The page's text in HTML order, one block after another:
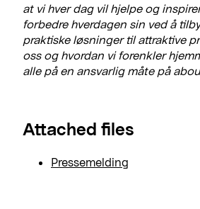
at vi hver dag vil hjelpe og
forbedre hverdagen sin ved å
praktiske løsninger til attraktive
oss og hvordan vi forenkler
alle på en ansvarlig måte på
Attached files
Pressemelding